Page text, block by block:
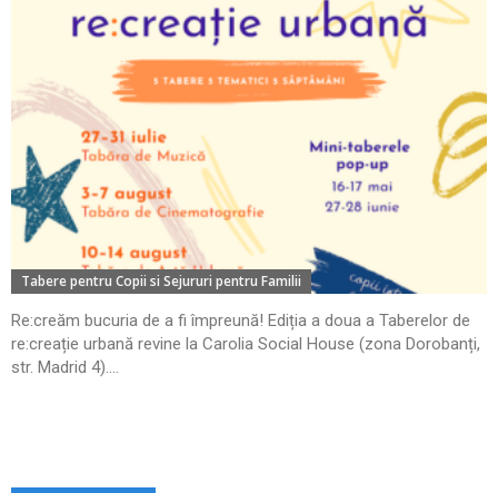
Tabere pentru Copii si Sejururi pentru Familii
Re:creăm bucuria de a fi împreună! Ediția a doua a Taberelor de
re:creație urbană revine la Carolia Social House (zona Dorobanți,
str. Madrid 4)....